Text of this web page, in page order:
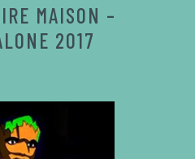
MAISON –
2017